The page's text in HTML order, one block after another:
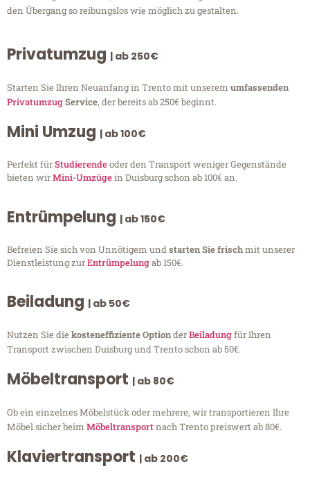
den Übergang so reibungslos wie möglich zu gestalten.
Privatumzug | ab 250€
Starten Sie Ihren Neuanfang in Trento mit unserem umfassenden
PrivatumzugService, der bereits ab 250€ beginnt.
Mini Umzug | ab 100€
Perfekt fürStudierendeoder den Transport weniger Gegenstände
bieten wirMini-Umzügein Duisburg schon ab 100€ an.
Entrümpelung | ab 150€
Befreien Sie sich von Unnötigem undstarten Sie frischmit unserer
Dienstleistung zurEntrümpelungab 150€.
Beiladung | ab 50€
Nutzen Sie diekosteneffiziente OptionderBeiladungfür Ihren
Transport zwischen Duisburg und Trento schon ab 50€.
Möbeltransport | ab 80€
Ob ein einzelnes Möbelstück oder mehrere, wir transportieren Ihre
Möbel sicher beim Möbeltransportnach Trento preiswert ab 80€.
Klaviertransport | ab 200€